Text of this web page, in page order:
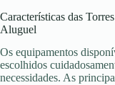
Características das
Aluguel
Os equipamentos
escolhidos
necessidades. As